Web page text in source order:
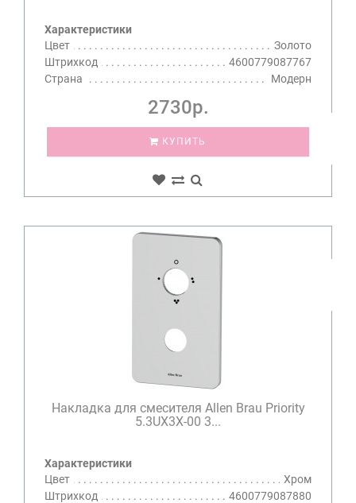
Характеристики
Цвет
Золото
Штрихкод
4600779087767
Страна
Модерн
2730р.
КУПИТЬ
Накладка для смесителя Allen Brau Priority
5.3UХ3Х-00 3...
Характеристики
Цвет
Хром
Штрихкод
4600779087880